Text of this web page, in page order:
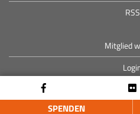
SPENDEN
RSS
Mitglied